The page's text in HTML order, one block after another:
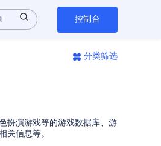
控制台
分类筛选
扮演游戏等的游戏数据库、游
关信息等。